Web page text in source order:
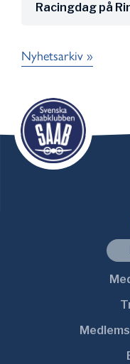
Racingdag på
Nyhetsarkiv »